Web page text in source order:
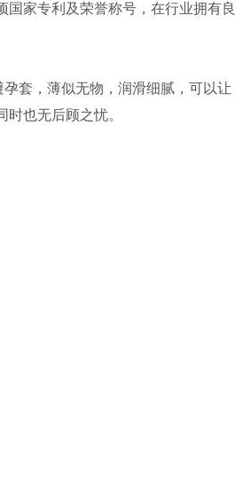
国家专利及荣誉称号，在行业拥有良
，薄似无物，润滑细腻，可以让
也无后顾之忧。